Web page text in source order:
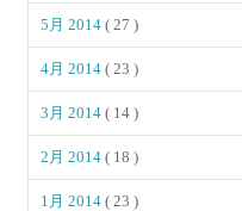
5月 2014( 27 )
4月 2014( 23 )
3月 2014( 14 )
2月 2014( 18 )
1月 2014( 23 )